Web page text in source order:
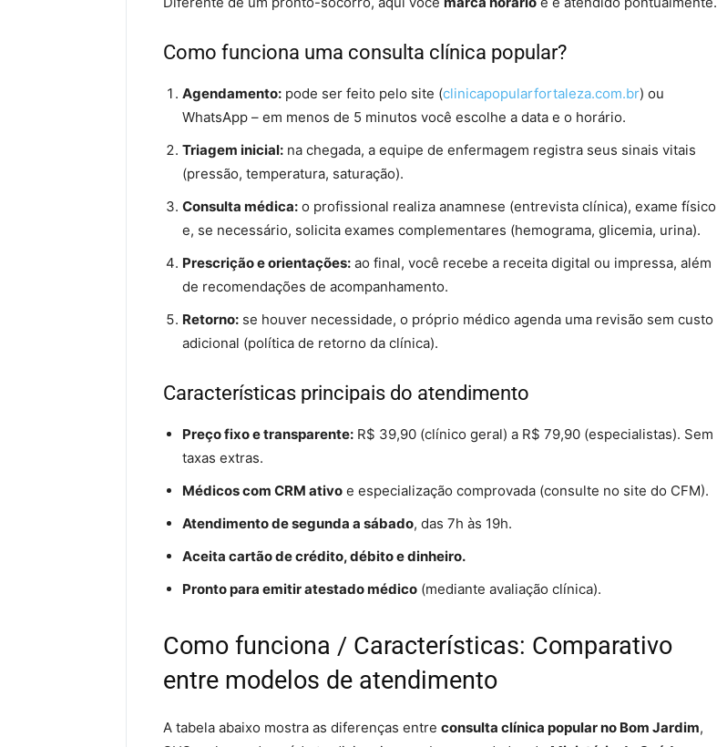
Como funciona uma consulta clínica popular?
Agendamento: pode ser feito pelo site (clinicapopularfortaleza.com.br) ou
WhatsApp – em menos de 5 minutos você escolhe a data e o horário.
Triagem inicial: na chegada, a equipe de enfermagem registra seus sinais vitais
(pressão, temperatura, saturação).
Consulta médica: o profissional realiza anamnese (entrevista clínica), exame físico
e, se necessário, solicita exames complementares (hemograma, glicemia, urina).
Prescrição e orientações: ao final, você recebe a receita digital ou impressa, além
de recomendações de acompanhamento.
Retorno: se houver necessidade, o próprio médico agenda uma revisão sem custo
adicional (política de retorno da clínica).
Características principais do atendimento
Preço fixo e transparente: R$ 39,90 (clínico geral) a R$ 79,90 (especialistas). Sem
taxas extras.
Médicos com CRM ativo e especialização comprovada (consulte no site do CFM).
Atendimento de segunda a sábado, das 7h às 19h.
Aceita cartão de crédito, débito e dinheiro.
Pronto para emitir atestado médico (mediante avaliação clínica).
Como funciona / Características: Comparativo
entre modelos de atendimento
A tabela abaixo mostra as diferenças entre consulta clínica popular no Bom Jardim,